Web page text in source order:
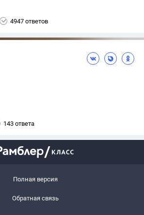
4947 ответов
143 ответа
Полная версия
Обратная связь